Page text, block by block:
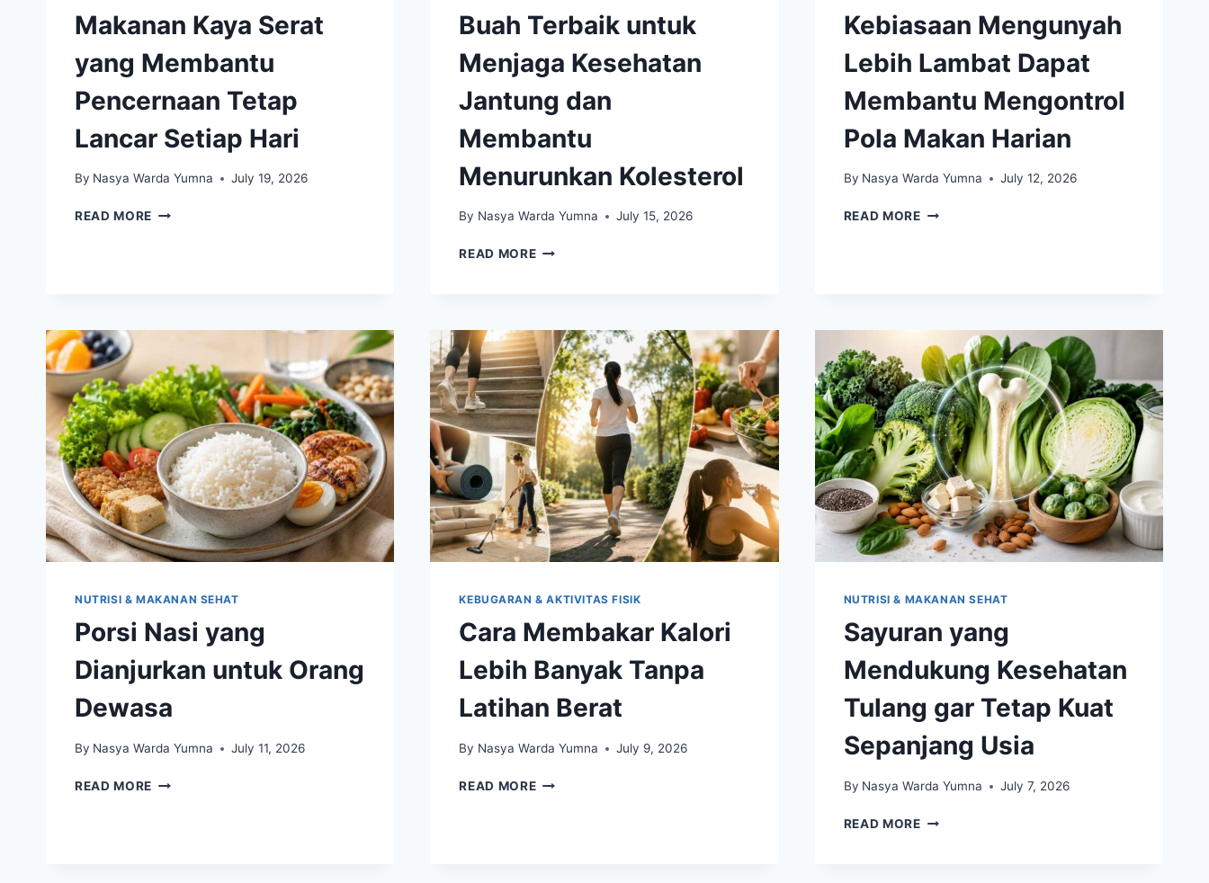
Makanan Kaya Serat
yang Membantu
Pencernaan Tetap
Lancar Setiap Hari
By Nasya Warda Yumna July 19, 2026
READ MORE MAKANAN
SETIAP
HARI
Buah Terbaik untuk
Menjaga Kesehatan
Jantung dan
Membantu
Menurunkan Kolesterol
By Nasya Warda Yumna July 15, 2026
READ MOREBUAH
JANTUNG
DAN
MEMBANTU
MENURUNKAN
KOLESTEROL
Kebiasaan Mengunyah
Lebih Lambat Dapat
Membantu Mengontrol
Pola Makan Harian
By Nasya Warda Yumna July 12, 2026
READ MOREKEBIASAAN
POLA
MAKAN
HARIAN
NUTRISI & MAKANAN SEHAT
Porsi Nasi yang
Dianjurkan untuk Orang
Dewasa
By Nasya Warda Yumna July 11, 2026
READ MORE PORSI
KEBUGARAN & AKTIVITAS FISIK
Cara Membakar Kalori
Lebih Banyak Tanpa
Latihan Berat
By Nasya Warda Yumna July 9, 2026
READ MORECARA
NUTRISI & MAKANAN SEHAT
Sayuran yang
Mendukung Kesehatan
Tulang gar Tetap Kuat
Sepanjang Usia
By Nasya Warda Yumna July 7, 2026
READ MORESAYURAN